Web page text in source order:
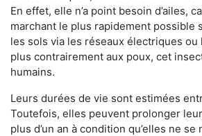
En effet, elle n’a point besoin d’ailes,
marchant le plus rapidement possible
les sols via les réseaux électriques ou
plus contrairement aux poux, cet
humains.
Leurs durées de vie sont estimées
Toutefois, elles peuvent prolonger
plus d’un an à condition qu’elles ne